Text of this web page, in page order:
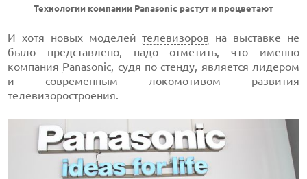
Технологии компании Panasonic растут и процветают
И хотя новых моделейтелевизоров на выставке не
было представлено, надо отметить, что именно
компания Panasonic, судя по стенду, является лидером
и современным локомотивом развития
телевизоростроения.